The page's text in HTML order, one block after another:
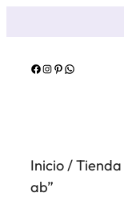
contenido
Facebook Instagram Pinterest WhatsApp
Inicio/Tienda
ab”